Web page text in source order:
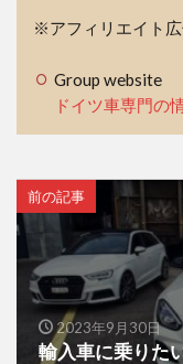
※アフィリエイト広
Group website
ドイツ車専門の
前の記事
2023年9月30日
輸入車に乗りた